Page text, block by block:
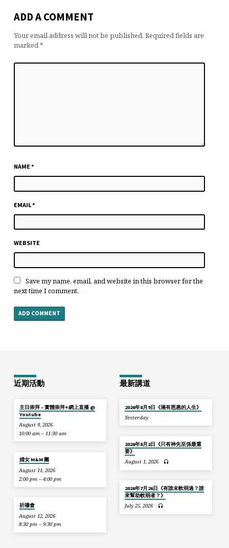
ADD A COMMENT
Your email address will not be published. Required fields are
marked*
NAME*
EMAIL*
WEBSITE
Save my name, email, and website in this browser for the
next time I comment.
近期活動
主日崇拜 – 實體崇拜+網上直播 @
Youtube
August 9, 2026
10:00 am – 11:30 am
婦女 M&M 團
August 11, 2026
2:00 pm – 4:00 pm
祈禱會
August 12, 2026
8:30 pm – 9:30 pm
最新講道
2026年8月9日《滿有恩惠的人生》
Yesterday
2026年8月2日《只有神先至係最重
要》
August 1, 2026
2026年7月26日《有誰未軟弱過？誰
來幫助軟弱者？》
July 25, 2026